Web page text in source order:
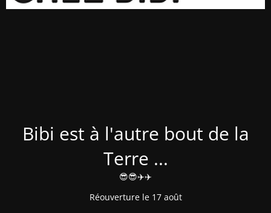
Bibi est à l'autre bout de la
Terre ...
😎😎✈️✈️
Réouverture le 17 août